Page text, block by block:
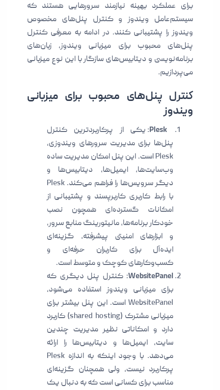
برای عملکرد بهینه نیازمند سرورهایی هستند که
سیستم‌عامل ویندوز و کنترل پنل‌های مخصوص
ویندوز را پشتیبانی کنند. در ادامه به معرفی کنترل
پنل‌های محبوب برای میزبانی ویندوز، زبان‌های
برنامه‌نویسی و دیتابیس‌های سازگار با این نوع میزبانی
می‌پردازیم.
کنترل پنل‌های محبوب برای میزبانی
ویندوز
Plesk: یکی از پرکاربردترین کنترل
پنل‌ها برای مدیریت سرورهای ویندوزی،
Plesk است. این پنل امکان مدیریت ساده
وب‌سایت‌ها، ایمیل‌ها، دیتابیس‌ها و
دیگر سرویس‌ها را فراهم می‌کند. Plesk
با رابط کاربری کاربرپسند و پشتیبانی از
امکانات گسترده‌ای همچون نصب
خودکار برنامه‌ها، مانیتورینگ منابع سرور،
و ابزارهای امنیتی پیشرفته، گزینه‌ای
ایده‌آل برای کاربران حرفه‌ای و
کسب‌وکارهای کوچک و متوسط است.
WebsitePanel: کنترل پنل دیگری که
برای میزبانی ویندوز استفاده می‌شود،
WebsitePanel است. این پنل بیشتر برای
میزبانی مشترک (shared hosting) کاربرد
دارد و امکاناتی نظیر مدیریت چندین
سایت، ایمیل‌ها و دیتابیس‌ها را ارائه
می‌دهد. با وجود اینکه به اندازه Plesk
پرکاربرد نیست، ولی همچنان گزینه‌ای
مناسب برای کسانی است که به دنبال یک